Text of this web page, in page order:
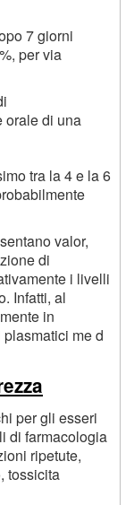
7 giorni
per via
orale di una
tra la 4 e la 6
valor,
di
i livelli
Infatti, al
in
plasmatici me d
per gli esseri
di farmacologia
ripetute,
tossicita